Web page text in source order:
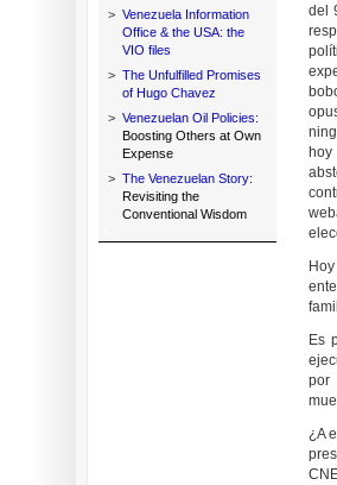
> Venezuela Information
Office & the USA: the
VIO files
> The Unfulfilled Promises
of Hugo Chavez
> Venezuelan Oil Policies:
Boosting Others at Own
Expense
> The Venezuelan Story:
Revisiting the
Conventional Wisdom
del
Es
por
¿A